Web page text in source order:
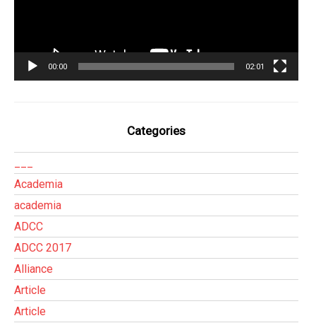
00:00 02:01
Categories
Academia
academia
ADCC
ADCC 2017
Alliance
Article
Article